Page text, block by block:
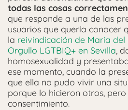
todas las cosas
que responde a una de las
usuarios que quería conocer
la reivindicación de María del
Orgullo LGTBIQ+ en Sevilla,
homosexualidad y
ese momento, cuando la
que ella no pudo vivir una
porque lo hicieron otros, pero
consentimiento.